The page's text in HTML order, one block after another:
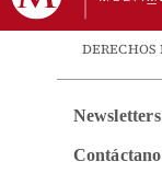
DERECHOS
Newsletters